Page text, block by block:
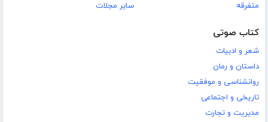
متفرقه
سایر مجلات
کتاب صوتی
شعر و ادبیات
داستان و رمان
روانشناسی و موفقیت
تاریخی و اجتماعی
مدیریت و تجارت